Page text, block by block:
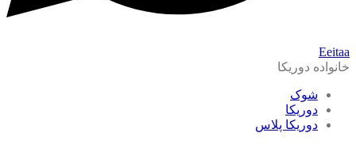
Eeitaa
خانواده دوریکا
شوک
دوریکا
دوریکا پلاس